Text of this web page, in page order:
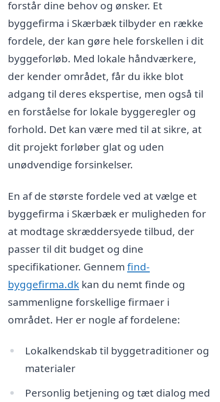
forstår dine behov og ønsker. Et
byggefirma i Skærbæk tilbyder en række
fordele, der kan gøre hele forskellen i dit
byggeforløb. Med lokale håndværkere,
der kender området, får du ikke blot
adgang til deres ekspertise, men også til
en forståelse for lokale byggeregler og
forhold. Det kan være med til at sikre, at
dit projekt forløber glat og uden
unødvendige forsinkelser.
En af de største fordele ved at vælge et
byggefirma i Skærbæk er muligheden for
at modtage skræddersyede tilbud, der
passer til dit budget og dine
specifikationer. Gennem find-
byggefirma.dk kan du nemt finde og
sammenligne forskellige firmaer i
området. Her er nogle af fordelene:
Lokalkendskab til byggetraditioner og
materialer
Personlig betjening og tæt dialog med